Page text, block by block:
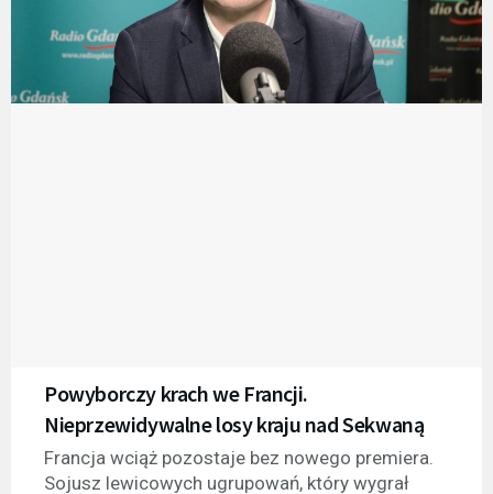
Powyborczy krach we Francji.
Nieprzewidywalne losy kraju nad Sekwaną
Francja wciąż pozostaje bez nowego premiera.
Sojusz lewicowych ugrupowań, który wygrał